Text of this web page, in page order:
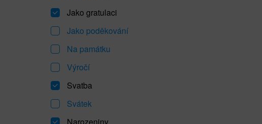
Jako gratulaci
Jako poděkování
Na památku
Výročí
Svatba
Svátek